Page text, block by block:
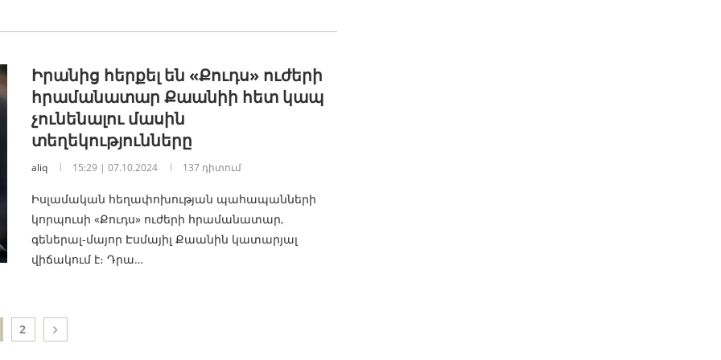
Իրանից հերքել են «Քուդս» ուժերի
հրամանատար Քաանիի հետ կապ
չունենալու մասին
տեղեկությունները
aliq 15:29 | 07.10.2024 137 դիտում
Իսլամական հեղափոխության պահապանների
կորպուսի «Քուդս» ուժերի հրամանատար,
գեներալ-մայոր Էսմայիլ Քաանին կատարյալ
վիճակում է։ Դրա…
2